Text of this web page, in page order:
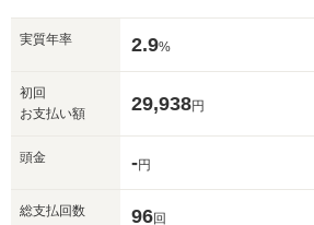
実質年率 2.9%
初回
お支払い額
29,938円
頭金 -円
総支払回数 96回